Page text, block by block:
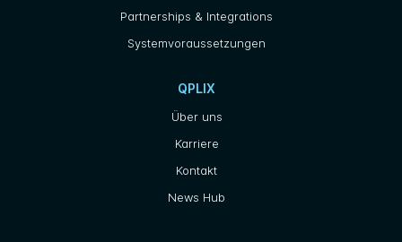
Partnerships & Integrations
Systemvoraussetzungen
QPLIX
Über uns
Karriere
Kontakt
News Hub